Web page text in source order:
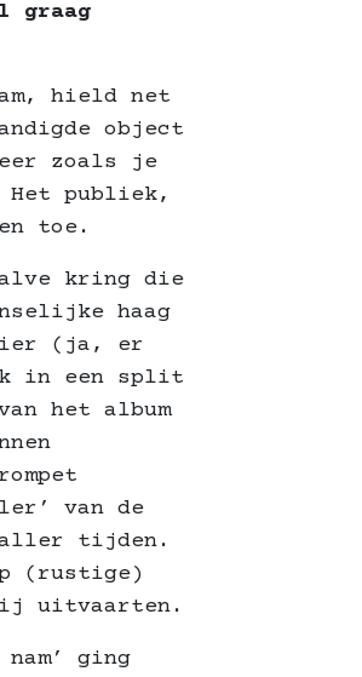
graag
hield net
object
zoals je
Het publiek,
toe.
kring die
haag
(ja, er
ik in een split
het album
van de
aller tijden.
(rustige)
uitvaarten.
ging